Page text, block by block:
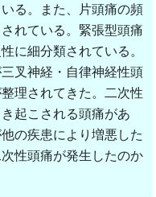
る。また、片頭痛の頻
れている。緊張型頭痛
に細分類されている。
叉神経・自律神経性頭
理されてきた。二次性
起こされる頭痛があ
の疾患により増悪した
性頭痛が発生したのか